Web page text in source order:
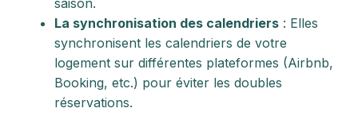
saison.
La synchronisation des calendriers : Elles
synchronisent les calendriers de votre
logement sur différentes plateformes (Airbnb,
Booking, etc.) pour éviter les doubles
réservations.